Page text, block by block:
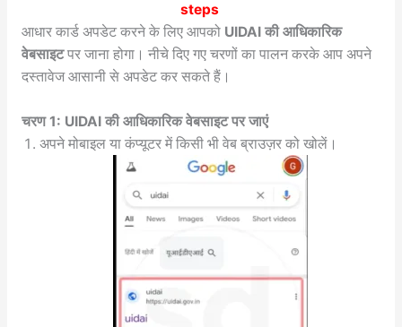
steps
आधार कार्ड अपडेट करने के लिए आपको UIDAI की आधिकारिक
वेबसाइटपर जाना होगा। नीचे दिए गए चरणों का पालन करके आप अपने
दस्तावेज आसानी से अपडेट कर सकते हैं।
चरण 1: UIDAI की आधिकारिक वेबसाइट पर जाएं
अपने मोबाइल या कंप्यूटर में किसी भी वेब ब्राउज़र को खोलें।